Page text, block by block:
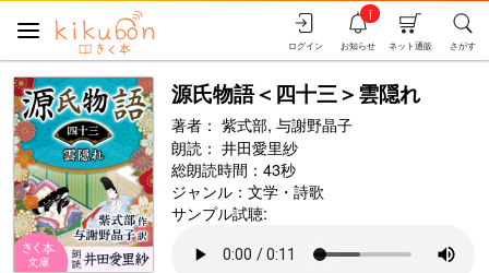
さがす
ネット通販
お知らせ
i
ログイン
源氏物語＜四十三＞雲隠れ
著者： 紫式部, 与謝野晶子
朗読： 井田愛里紗
総朗読時間：43秒
ジャンル： 文学・詩歌
サンプル試聴: